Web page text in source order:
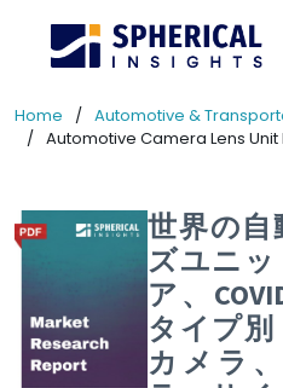
Home
Automotive &
Automotive Camera Lens
世界の自
ズユニ
ア、
タイプ
カメラ